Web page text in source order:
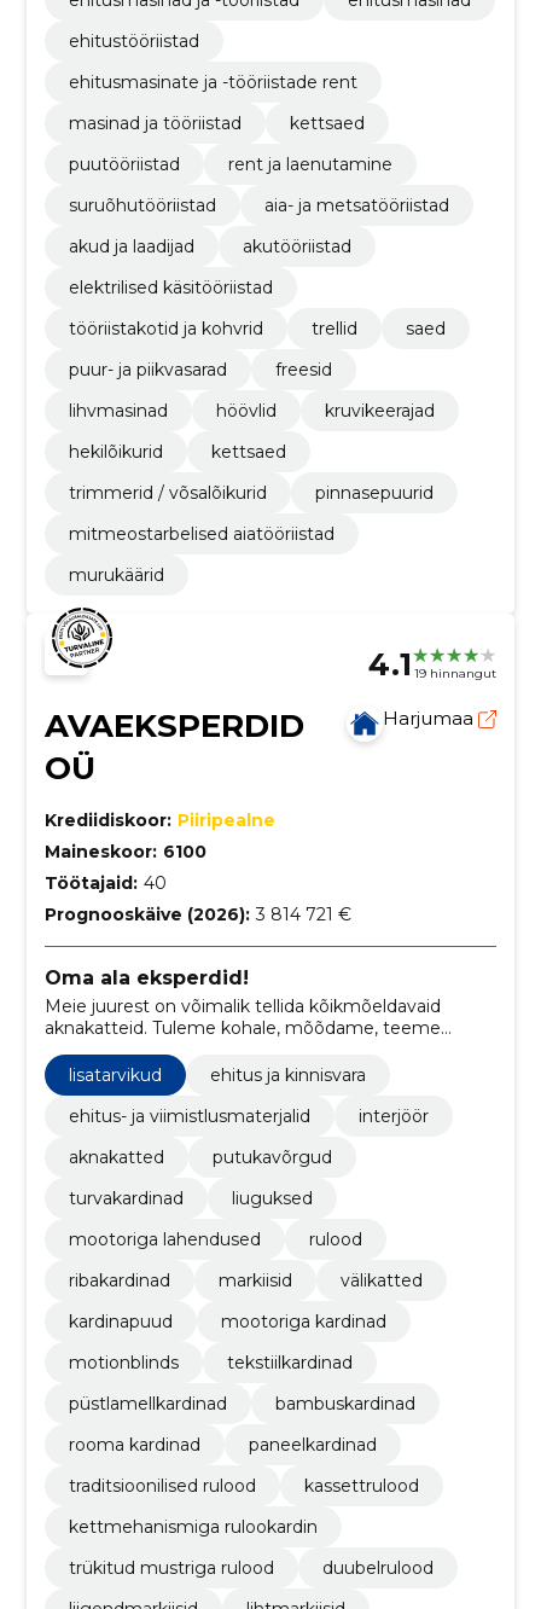
ehitustööriistad
ehitusmasinate ja -tööriistade rent
masinad ja tööriistad
kettsaed
puutööriistad
rent ja laenutamine
suruõhutööriistad
aia- ja metsatööriistad
akud ja laadijad
akutööriistad
elektrilised käsitööriistad
tööriistakotid ja kohvrid
trellid
saed
puur- ja piikvasarad
freesid
lihvmasinad
höövlid
kruvikeerajad
hekilõikurid
kettsaed
trimmerid / võsalõikurid
pinnasepuurid
mitmeostarbelised aiatööriistad
murukäärid
4.1 19 hinnangut
AVAEKSPERDID
OÜ
Harjumaa
Krediidiskoor: Piiripealne
Maineskoor: 6100
Töötajaid: 40
Prognooskäive (2026): 3 814 721 €
Oma ala eksperdid!
Meie juurest on võimalik tellida kõikmõeldavaid
aknakatteid. Tuleme kohale, mõõdame, teeme
valmis ja paigaldame. Tutvu meie laia tootevalikuga
kas meie kodulehel või külasta meie salonge
Tallinnas!
lisatarvikud
ehitus ja kinnisvara
ehitus- ja viimistlusmaterjalid
interjöör
aknakatted
putukavõrgud
turvakardinad
liuguksed
mootoriga lahendused
rulood
ribakardinad
markiisid
välikatted
kardinapuud
mootoriga kardinad
motionblinds
tekstiilkardinad
püstlamellkardinad
bambuskardinad
rooma kardinad
paneelkardinad
traditsioonilised rulood
kassettrulood
kettmehanismiga rulookardin
trükitud mustriga rulood
duubelrulood